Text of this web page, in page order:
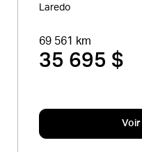
Laredo
69 561 km
35 695 $
Voir